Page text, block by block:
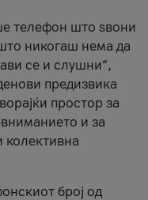
телефон што ѕвони
никогаш нема да
се и слушни“,
предизвика
простор за
и за
колективна
број од